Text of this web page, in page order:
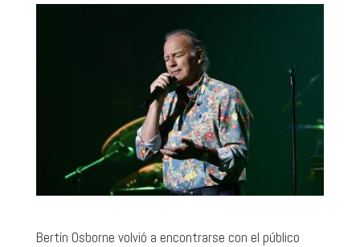
Bertín Osborne volvió a encontrarse con el público